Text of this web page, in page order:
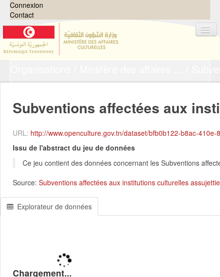
Connexion
Contact
Organisations
Groupes
À propos
Subventions affectées aux
URL: http://www.openculture.gov.tn/dataset/bfb0b122-b8ac-410e-8203-0f7b6f475807/
Issu de l'abstract du jeu de données
Ce jeu contient des données concernant les Subventions
Source: Subventions affectées aux institutions culturelles
Explorateur de données